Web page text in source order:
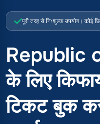
पूरी तरह से निःशुल्क उपयोग। कोई
Republic
के लिए
टिकट बुक